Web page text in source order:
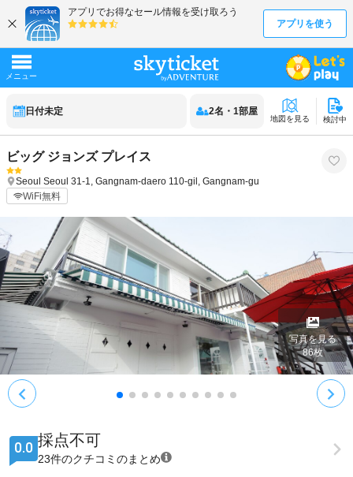
日付未定 2名 ・ 1部屋
地図を見る 検討中
ビッグ ジョンズ プレイス
Seoul Seoul 31-1, Gangnam-daero 110-gil, Gangnam-gu
WiFi無料
写真を見る
86枚
0.0 採点不可
23件のクチコミのまとめ